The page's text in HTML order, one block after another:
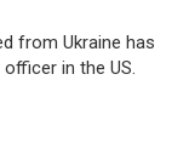
from Ukraine has
in the US.